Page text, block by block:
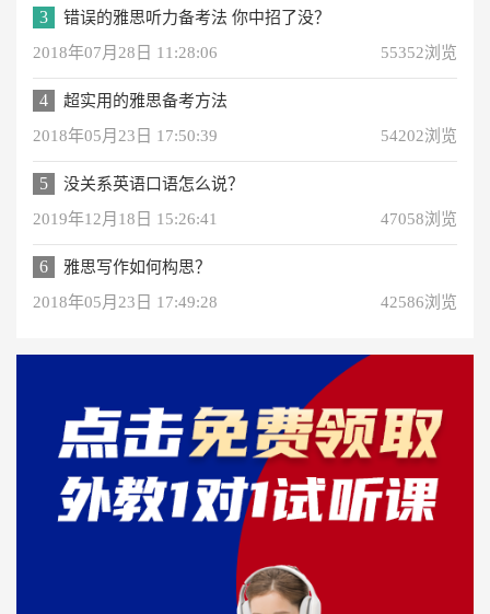
3
错误的雅思听力备考法 你中招了没？
2018年07月28日 11:28:06
55352浏览
4
超实用的雅思备考方法
2018年05月23日 17:50:39
54202浏览
5
没关系英语口语怎么说？
2019年12月18日 15:26:41
47058浏览
6
雅思写作如何构思？
2018年05月23日 17:49:28
42586浏览